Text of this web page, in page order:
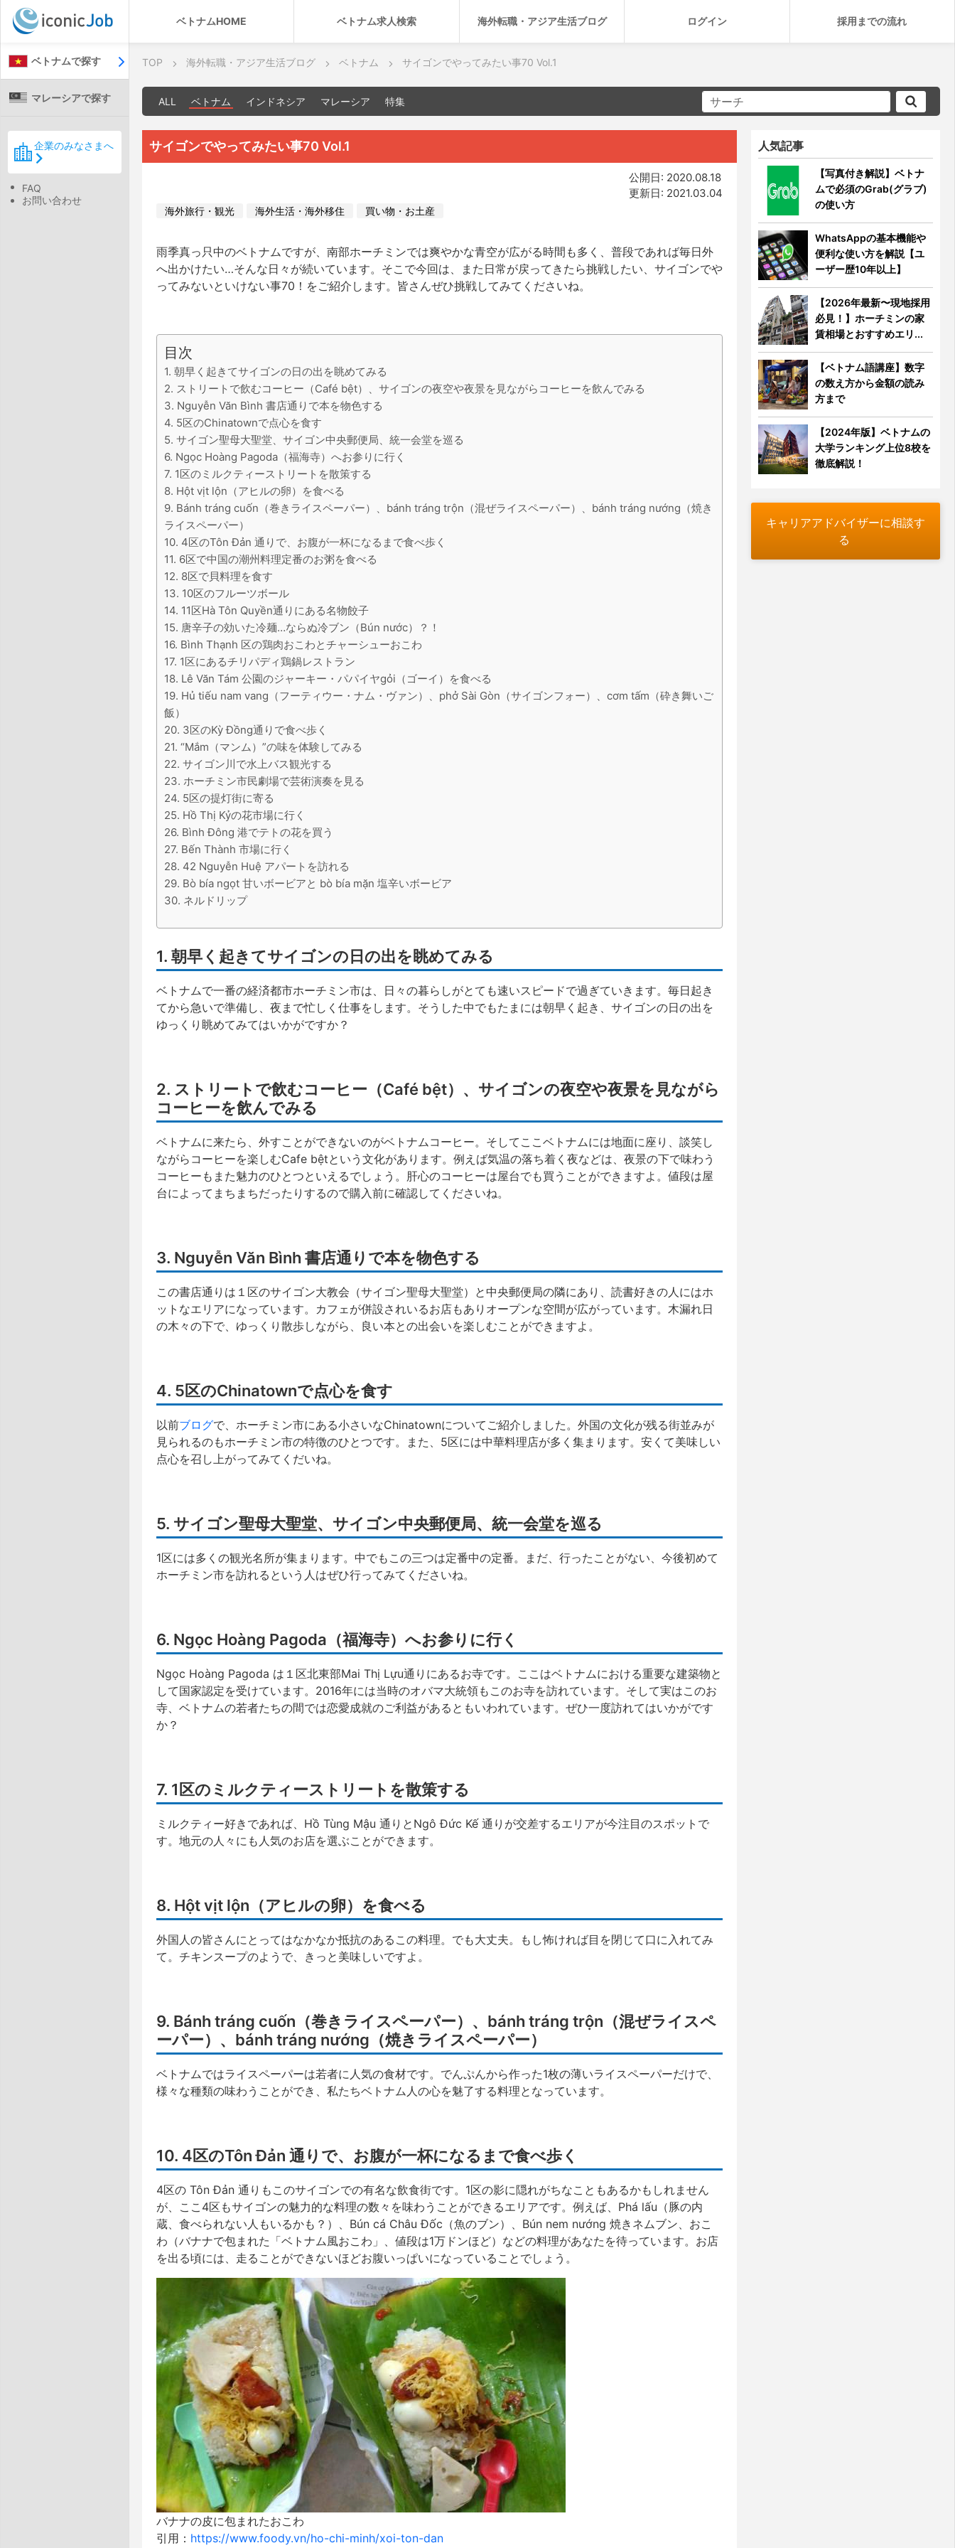
ベトナムHOME ベトナム求人検索 海外転職・アジア生活ブログ ログイン 採用までの流れ
ベトナムで探す
マレーシアで探す
企業のみなさまへ
FAQ
お問い合わせ
TOP 海外転職・アジア生活ブログ ベトナム サイゴンでやってみたい事70 Vol.1
ALL ベトナム インドネシア マレーシア 特集
サイゴンでやってみたい事70 Vol.1
公開日: 2020.08.18
更新日: 2021.03.04
海外旅行・観光 海外生活・海外移住 買い物・お土産
雨季真っ只中のベトナムですが、南部ホーチミンでは爽やかな青空が広がる時間も多く、普段であれば毎日外
へ出かけたい…そんな日々が続いています。そこで今回は、また日常が戻ってきたら挑戦したい、サイゴンでや
ってみないといけない事70！をご紹介します。皆さんぜひ挑戦してみてくださいね。
目次
1. 朝早く起きてサイゴンの日の出を眺めてみる
2. ストリートで飲むコーヒー（Café bệt）、サイゴンの夜空や夜景を見ながらコーヒーを飲んでみる
3. Nguyễn Văn Bình 書店通りで本を物色する
4. 5区のChinatownで点心を食す
5. サイゴン聖母大聖堂、サイゴン中央郵便局、統一会堂を巡る
6. Ngọc Hoàng Pagoda（福海寺）へお参りに行く
7. 1区のミルクティーストリートを散策する
8. Hột vịt lộn（アヒルの卵）を食べる
9. Bánh tráng cuốn（巻きライスペーパー）、bánh tráng trộn（混ぜライスペーパー）、bánh tráng nướng（焼き
ライスペーパー）
10. 4区のTôn Đản 通りで、お腹が一杯になるまで食べ歩く
11. 6区で中国の潮州料理定番のお粥を食べる
12. 8区で貝料理を食す
13. 10区のフルーツボール
14. 11区Hà Tôn Quyền通りにある名物餃子
15. 唐辛子の効いた冷麺…ならぬ冷ブン（Bún nước）？！
16. Bình Thạnh 区の鶏肉おこわとチャーシューおこわ
17. 1区にあるチリパディ鶏鍋レストラン
18. Lê Văn Tám 公園のジャーキー・パパイヤgỏi（ゴーイ）を食べる
19. Hủ tiếu nam vang（フーティウー・ナム・ヴァン）、phở Sài Gòn（サイゴンフォー）、cơm tấm（砕き舞いご
飯）
20. 3区のKỳ Đồng通りで食べ歩く
21. “Mắm（マンム）”の味を体験してみる
22. サイゴン川で水上バス観光する
23. ホーチミン市民劇場で芸術演奏を見る
24. 5区の提灯街に寄る
25. Hồ Thị Kỷの花市場に行く
26. Bình Đông 港でテトの花を買う
27. Bến Thành 市場に行く
28. 42 Nguyễn Huệ アパートを訪れる
29. Bò bía ngọt 甘いボービアと bò bía mặn 塩辛いボービア
30. ネルドリップ
1. 朝早く起きてサイゴンの日の出を眺めてみる
ベトナムで一番の経済都市ホーチミン市は、日々の暮らしがとても速いスピードで過ぎていきます。毎日起き
てから急いで準備し、夜まで忙しく仕事をします。そうした中でもたまには朝早く起き、サイゴンの日の出を
ゆっくり眺めてみてはいかがですか？
2. ストリートで飲むコーヒー（Café bệt）、サイゴンの夜空や夜景を見ながら
コーヒーを飲んでみる
ベトナムに来たら、外すことができないのがベトナムコーヒー。そしてここベトナムには地面に座り、談笑し
ながらコーヒーを楽しむCafe bệtという文化があります。例えば気温の落ち着く夜などは、夜景の下で味わう
コーヒーもまた魅力のひとつといえるでしょう。肝心のコーヒーは屋台でも買うことができますよ。値段は屋
台によってまちまちだったりするので購入前に確認してくださいね。
3. Nguyễn Văn Bình 書店通りで本を物色する
この書店通りは１区のサイゴン大教会（サイゴン聖母大聖堂）と中央郵便局の隣にあり、読書好きの人にはホ
ットなエリアになっています。カフェが併設されいるお店もありオープンな空間が広がっています。木漏れ日
の木々の下で、ゆっくり散歩しながら、良い本との出会いを楽しむことができますよ。
4. 5区のChinatownで点心を食す
以前ブログで、ホーチミン市にある小さいなChinatownについてご紹介しました。外国の文化が残る街並みが
見られるのもホーチミン市の特徴のひとつです。また、5区には中華料理店が多く集まります。安くて美味しい
点心を召し上がってみてくだいね。
5. サイゴン聖母大聖堂、サイゴン中央郵便局、統一会堂を巡る
1区には多くの観光名所が集まります。中でもこの三つは定番中の定番。まだ、行ったことがない、今後初めて
ホーチミン市を訪れるという人はぜひ行ってみてくださいね。
6. Ngọc Hoàng Pagoda（福海寺）へお参りに行く
Ngọc Hoàng Pagoda は１区北東部Mai Thị Lựu通りにあるお寺です。ここはベトナムにおける重要な建築物と
して国家認定を受けています。2016年には当時のオバマ大統領もこのお寺を訪れています。そして実はこのお
寺、ベトナムの若者たちの間では恋愛成就のご利益があるともいわれています。ぜひ一度訪れてはいかがです
か？
7. 1区のミルクティーストリートを散策する
ミルクティー好きであれば、Hồ Tùng Mậu 通りとNgô Đức Kế 通りが交差するエリアが今注目のスポットで
す。地元の人々にも人気のお店を選ぶことができます。
8. Hột vịt lộn（アヒルの卵）を食べる
外国人の皆さんにとってはなかなか抵抗のあるこの料理。でも大丈夫。もし怖ければ目を閉じて口に入れてみ
て。チキンスープのようで、きっと美味しいですよ。
9. Bánh tráng cuốn（巻きライスペーパー）、bánh tráng trộn（混ぜライスペ
ーパー）、bánh tráng nướng（焼きライスペーパー）
ベトナムではライスペーパーは若者に人気の食材です。でんぷんから作った1枚の薄いライスペーパーだけで、
様々な種類の味わうことができ、私たちベトナム人の心を魅了する料理となっています。
10. 4区のTôn Đản 通りで、お腹が一杯になるまで食べ歩く
4区の Tôn Đản 通りもこのサイゴンでの有名な飲食街です。1区の影に隠れがちなこともあるかもしれません
が、ここ4区もサイゴンの魅力的な料理の数々を味わうことができるエリアです。例えば、Phá lấu（豚の内
蔵、食べられない人もいるかも？）、Bún cá Châu Đốc（魚のブン）、Bún nem nướng 焼きネムブン、おこ
わ（バナナで包まれた「ベトナム風おこわ」、値段は1万ドンほど）などの料理があなたを待っています。お店
を出る頃には、走ることができないほどお腹いっぱいになっていることでしょう。
バナナの皮に包まれたおこわ
引用： https://www.foody.vn/ho-chi-minh/xoi-ton-dan
人気記事
【写真付き解説】ベトナ
ムで必須のGrab(グラブ)
の使い方
WhatsAppの基本機能や
便利な使い方を解説【ユ
ーザー歴10年以上】
【2026年最新〜現地採用
必見！】ホーチミンの家
賃相場とおすすめエリ...
【ベトナム語講座】数字
の数え方から金額の読み
方まで
【2024年版】ベトナムの
大学ランキング上位8校を
徹底解説！
キャリアアドバイザーに相談す
る